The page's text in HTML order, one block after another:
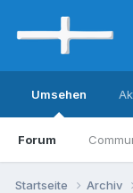
Umsehen
Forum
Startseite Archiv